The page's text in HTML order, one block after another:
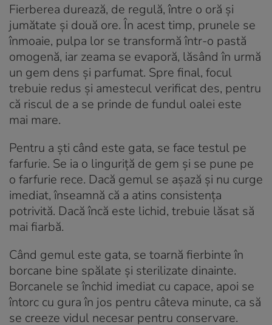
Fierberea durează, de regulă, între o oră și
jumătate și două ore. În acest timp, prunele se
înmoaie, pulpa lor se transformă într-o pastă
omogenă, iar zeama se evaporă, lăsând în urmă
un gem dens și parfumat. Spre final, focul
trebuie redus și amestecul verificat des, pentru
că riscul de a se prinde de fundul oalei este
mai mare.
Pentru a ști când este gata, se face testul pe
farfurie. Se ia o linguriță de gem și se pune pe
o farfurie rece. Dacă gemul se așază și nu curge
imediat, înseamnă că a atins consistența
potrivită. Dacă încă este lichid, trebuie lăsat să
mai fiarbă.
Când gemul este gata, se toarnă fierbinte în
borcane bine spălate și sterilizate dinainte.
Borcanele se închid imediat cu capace, apoi se
întorc cu gura în jos pentru câteva minute, ca să
se creeze vidul necesar pentru conservare.